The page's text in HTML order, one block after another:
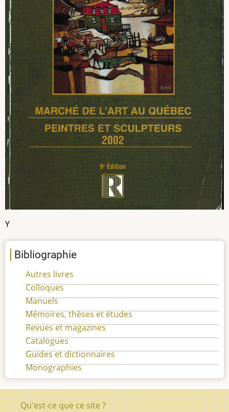
Possession
Y
Bibliographie
Autres livres
Colloques
Manuels
Mémoires, thèses et études
Revues et magazines
Catalogues
Guides et dictionnaires
Monographies
PiedQu'est-ce que ce site ?